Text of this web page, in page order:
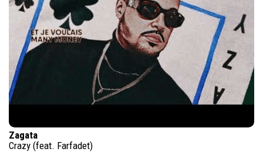
Zagata
Crazy (feat. Farfadet)